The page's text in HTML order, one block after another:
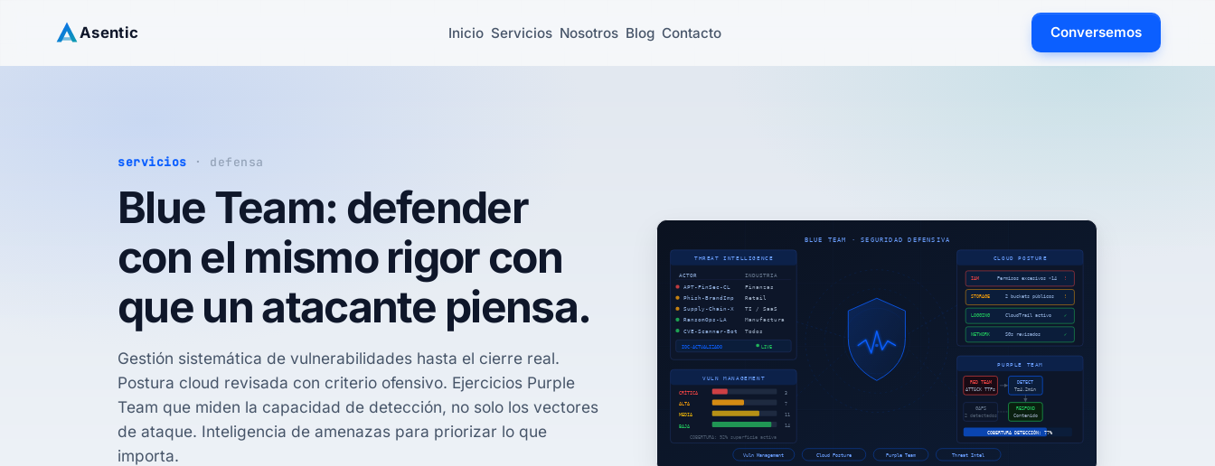
Asentic Inicio Servicios Nosotros Blog Contacto Conversemos
servicios · defensa
Blue Team: defender
con el mismo rigor con
que un atacante piensa.
Gestión sistemática de vulnerabilidades hasta el cierre real.
Postura cloud revisada con criterio ofensivo. Ejercicios Purple
Team que miden la capacidad de detección, no solo los vectores
de ataque. Inteligencia de amenazas para priorizar lo que
importa.